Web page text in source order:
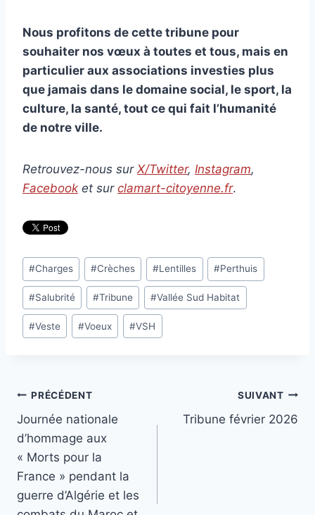
Nous profitons de cette tribune pour
souhaiter nos vœux à toutes et tous, mais en
particulier aux associations investies plus
que jamais dans le domaine social, le sport, la
culture, la santé, tout ce qui fait l’humanité
de notre ville.
Retrouvez-nous sur X/Twitter, Instagram,
Facebook et sur clamart-citoyenne.fr.
Étiquettes
de
la
publication :
#Charges #Crèches #Lentilles #Perthuis
#Salubrité #Tribune #Vallée Sud Habitat
#Veste #Voeux #VSH
Navigation
de
l’article
PRÉCÉDENT
Journée nationale
d’hommage aux
« Morts pour la
France » pendant la
guerre d’Algérie et les
SUIVANT
Tribune février 2026